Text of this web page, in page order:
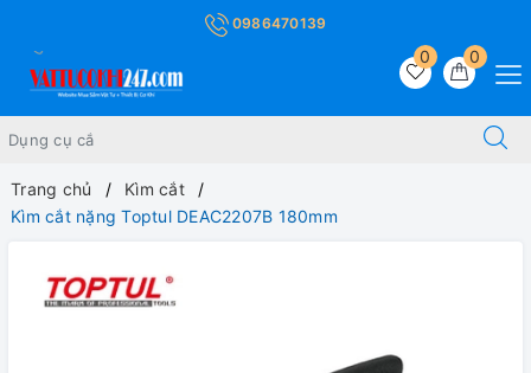
0986470139
0
0
Trang chủ
Kìm cắt
Kìm cắt nặng Toptul DEAC2207B 180mm